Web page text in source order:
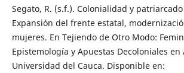
Segato, R. (s.f.). Colonialidad y
Expansión del frente estatal,
mujeres. En Tejiendo de Otro Modo:
Epistemología y Apuestas Decoloniales en
Universidad del Cauca. Disponible en: